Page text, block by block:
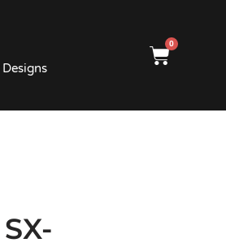
Designs
0